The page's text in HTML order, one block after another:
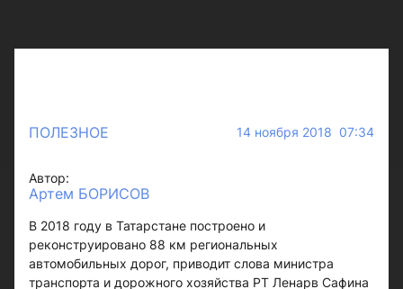
ПОЛЕЗНОЕ 14 ноября 2018 07:34
Автор:
Артем БОРИСОВ
В 2018 году в Татарстане построено и
реконструировано 88 км региональных
автомобильных дорог, приводит слова министра
транспорта и дорожного хозяйства РТ Ленарв Сафина